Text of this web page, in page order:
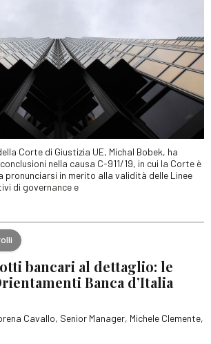
Corte di Giustizia UE, Michal Bobek, ha
nella causa C-911/19, in cui la Corte è
pronunciarsi in merito alla validità delle Linee
di governance e
bancari al dettaglio: le
Banca d’Italia
Cavallo, Senior Manager, Michele Clemente,